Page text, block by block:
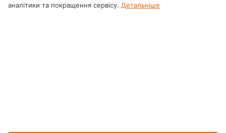
аналітики та покращення сервісу. Детальніше